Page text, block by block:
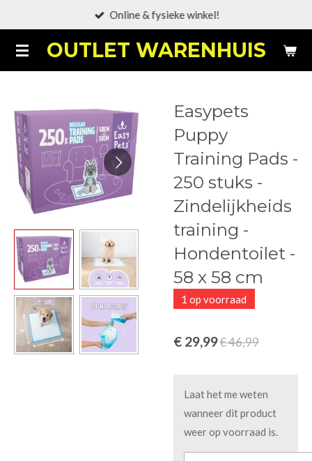
naar
de
OUTLET WARENHUIS
Online & fysieke winkel!
Easypets
Puppy
Training Pads -
250 stuks -
Zindelijkheids
training -
Hondentoilet -
58 x 58 cm
1 op voorraad
€ 29,99€ 46,99
Laat het me weten
wanneer dit product
weer op voorraad is.